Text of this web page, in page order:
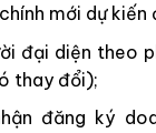
mới dự kiến
đại diện theo
thay đổi);
đăng ký